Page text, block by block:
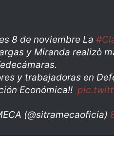
8 de noviembre La
y Miranda realizò
y trabajadoras en
Económica!!
(@sitramecaoficia)